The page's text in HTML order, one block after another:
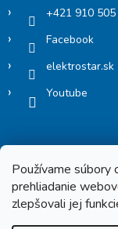
Používame súbory
prehliadanie
zlepšovali jej
+421 910 505
Facebook
elektrostar.sk
Youtube
Copyright 2026